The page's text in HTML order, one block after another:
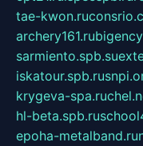
tae-kwon.ru
archery161.ru
sarmiento.spb.su
iskatour.spb.ru
krygeva-spa.ru
hl-beta.spb.ru
epoha-metalband.ru